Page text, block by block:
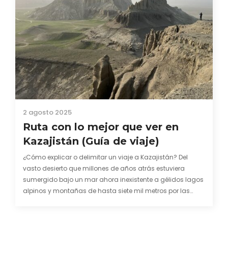
2 agosto 2025
Ruta con lo mejor que ver en
Kazajistán (Guía de viaje)
¿Cómo explicar o delimitar un viaje a Kazajistán? Del
vasto desierto que millones de años atrás estuviera
sumergido bajo un mar ahora inexistente a gélidos lagos
alpinos y montañas de hasta siete mil metros por las